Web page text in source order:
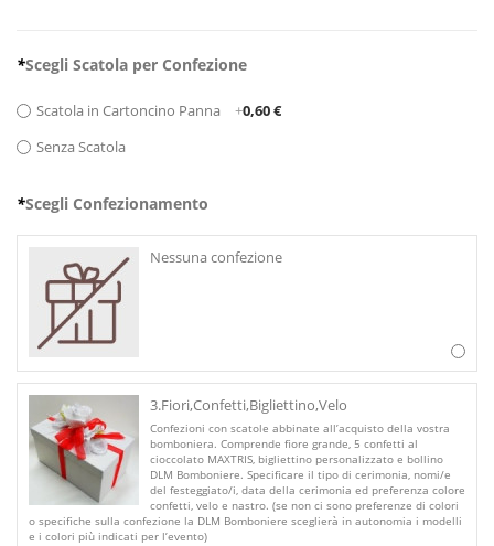
*Scegli Scatola per Confezione
Scatola in Cartoncino Panna +0,60 €
Senza Scatola
*Scegli Confezionamento
Nessuna confezione
3.Fiori,Confetti,Bigliettino,Velo
Confezioni con scatole abbinate all’acquisto della vostra
bomboniera. Comprende fiore grande, 5 confetti al
cioccolato MAXTRIS, bigliettino personalizzato e bollino
DLM Bomboniere. Specificare il tipo di cerimonia, nomi/e
del festeggiato/i, data della cerimonia ed preferenza colore
confetti, velo e nastro. (se non ci sono preferenze di colori
o specifiche sulla confezione la DLM Bomboniere sceglierà in autonomia i modelli
e i colori più indicati per l’evento)